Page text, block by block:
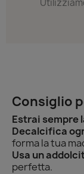
Consiglio
Estrai sempre
Decalcifica
forma la tua
Usa un
perfetta.